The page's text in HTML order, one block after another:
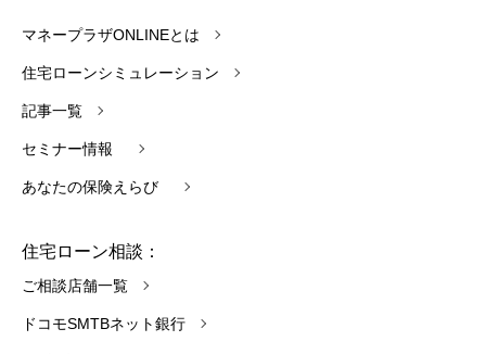
マネープラザONLINEとは
住宅ローンシミュレーション
記事一覧
セミナー情報
あなたの保険えらび
住宅ローン相談：
ご相談店舗一覧
ドコモSMTBネット銀行